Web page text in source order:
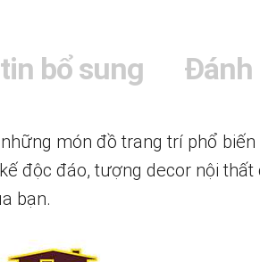
bổ sung Đánh
món đồ trang trí phổ
độc đáo, tượng decor nội
bạn.